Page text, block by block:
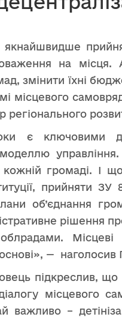
на
змінити їхні
місцевого
регіонального
є ключовими
кожній громаді. І
прийняти
об’єднання
рішення
— наголосив
підкреслив,
місцевого
важливо –